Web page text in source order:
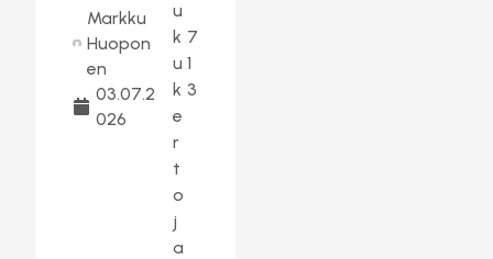
Markku
Huopon
en
03.07.2
026
u
k
u
k
e
r
t
o
j
a
7
1
3